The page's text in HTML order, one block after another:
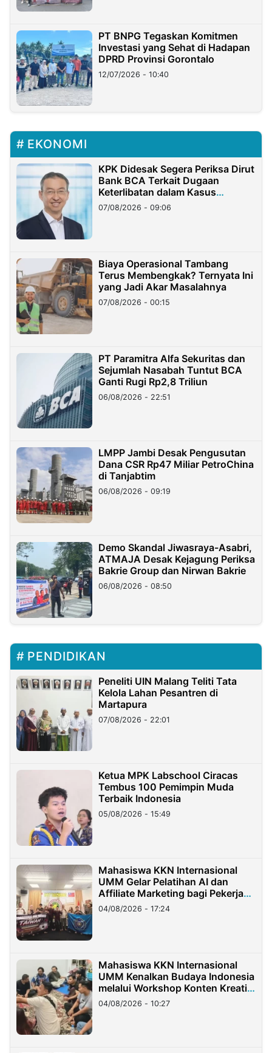
PT BNPG Tegaskan Komitmen
Investasi yang Sehat di Hadapan
DPRD Provinsi Gorontalo
12/07/2026 - 10:40
EKONOMI
KPK Didesak Segera Periksa Dirut
Bank BCA Terkait Dugaan
Keterlibatan dalam Kasus
Hilangnya Dana Nasabah Rp2,58
Miliar
07/08/2026 - 09:06
Biaya Operasional Tambang
Terus Membengkak? Ternyata Ini
yang Jadi Akar Masalahnya
07/08/2026 - 00:15
PT Paramitra Alfa Sekuritas dan
Sejumlah Nasabah Tuntut BCA
Ganti Rugi Rp2,8 Triliun
06/08/2026 - 22:51
LMPP Jambi Desak Pengusutan
Dana CSR Rp47 Miliar PetroChina
di Tanjabtim
06/08/2026 - 09:19
Demo Skandal Jiwasraya-Asabri,
ATMAJA Desak Kejagung Periksa
Bakrie Group dan Nirwan Bakrie
06/08/2026 - 08:50
PENDIDIKAN
Peneliti UIN Malang Teliti Tata
Kelola Lahan Pesantren di
Martapura
07/08/2026 - 22:01
Ketua MPK Labschool Ciracas
Tembus 100 Pemimpin Muda
Terbaik Indonesia
05/08/2026 - 15:49
Mahasiswa KKN Internasional
UMM Gelar Pelatihan AI dan
Affiliate Marketing bagi Pekerja
Migran Indonesia di Taiwan
04/08/2026 - 17:24
Mahasiswa KKN Internasional
UMM Kenalkan Budaya Indonesia
melalui Workshop Konten Kreatif
di Taiwan
04/08/2026 - 10:27